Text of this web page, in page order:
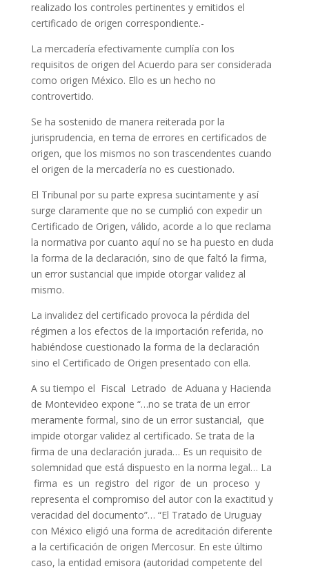
realizado los controles pertinentes y emitidos el
certificado de origen correspondiente.-
La mercadería efectivamente cumplía con los
requisitos de origen del Acuerdo para ser considerada
como origen México. Ello es un hecho no
controvertido.
Se ha sostenido de manera reiterada por la
jurisprudencia, en tema de errores en certificados de
origen, que los mismos no son trascendentes cuando
el origen de la mercadería no es cuestionado.
El Tribunal por su parte expresa sucintamente y así
surge claramente que no se cumplió con expedir un
Certificado de Origen, válido, acorde a lo que reclama
la normativa por cuanto aquí no se ha puesto en duda
la forma de la declaración, sino de que faltó la firma,
un error sustancial que impide otorgar validez al
mismo.
La invalidez del certificado provoca la pérdida del
régimen a los efectos de la importación referida, no
habiéndose cuestionado la forma de la declaración
sino el Certificado de Origen presentado con ella.
A su tiempo el Fiscal Letrado de Aduana y Hacienda
de Montevideo expone “…no se trata de un error
meramente formal, sino de un error sustancial, que
impide otorgar validez al certificado. Se trata de la
firma de una declaración jurada… Es un requisito de
solemnidad que está dispuesto en la norma legal… La
firma es un registro del rigor de un proceso y
representa el compromiso del autor con la exactitud y
veracidad del documento”… “El Tratado de Uruguay
con México eligió una forma de acreditación diferente
a la certificación de origen Mercosur. En este último
caso, la entidad emisora (autoridad competente del